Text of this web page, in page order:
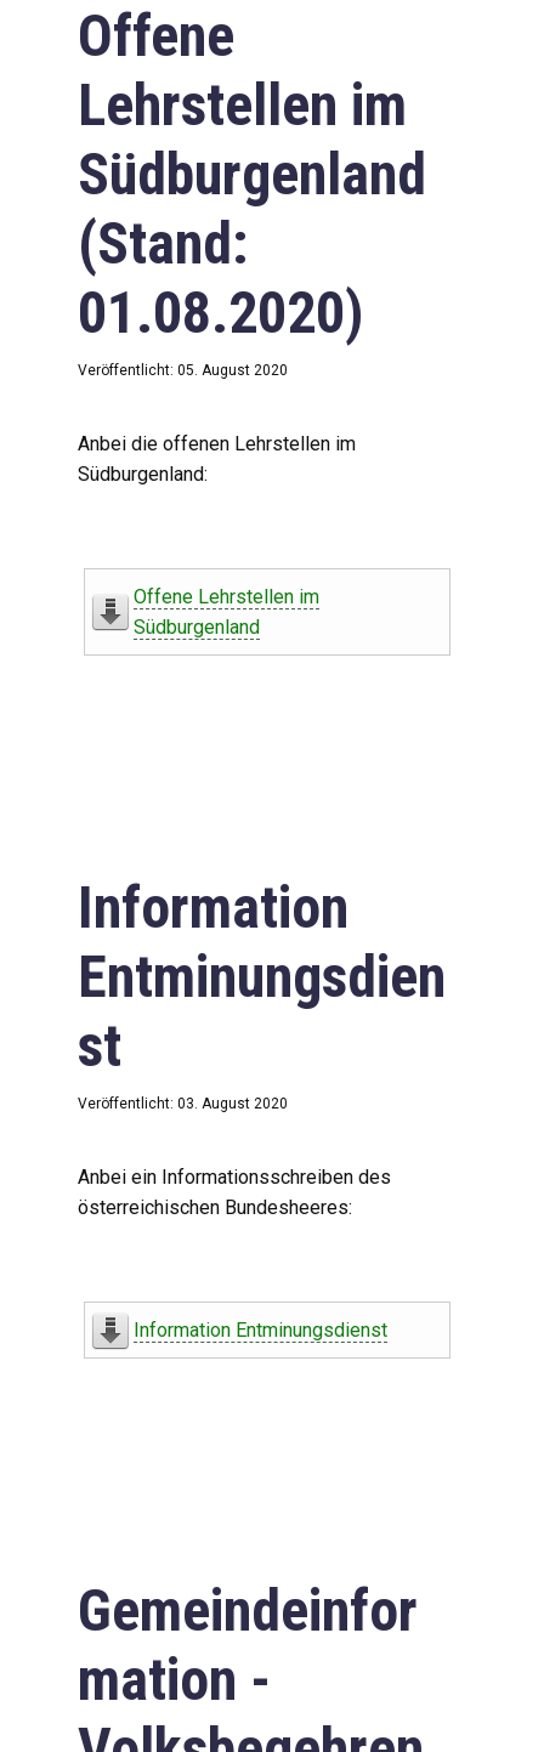
Offene
Lehrstellen im
Südburgenland
(Stand:
01.08.2020)
Veröffentlicht: 05. August 2020
Anbei die offenen Lehrstellen im
Südburgenland:
Offene Lehrstellen im
Südburgenland
Information
Entminungsdien
st
Veröffentlicht: 03. August 2020
Anbei ein Informationsschreiben des
österreichischen Bundesheeres:
Information Entminungsdienst
Gemeindeinfor
mation -